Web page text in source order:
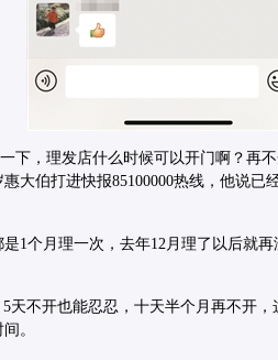
下，理发店什么时候可以开门啊？再
大伯打进快报85100000热线，他说已
1个月理一次，去年12月理了以后就
天不开也能忍忍，十天半个月再不开
。